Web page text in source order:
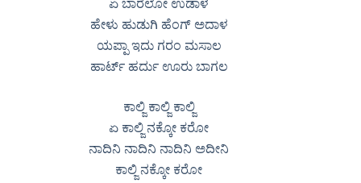
ಏ ಬಾರೆಲೋ ಉಡಾಳ
ಹೇಳು ಹುಡುಗಿ ಹೆಂಗ್ ಅದಾಳ
ಯಪ್ಪಾ ಇದು ಗರಂ ಮಸಾಲ
ಹಾರ್ಟ್ ಹರ್ದು ಊರು ಬಾಗಲ
ಕಾಲ್ಜಿ ಕಾಲ್ಜಿ ಕಾಲ್ಜಿ
ಏ ಕಾಲ್ಜಿ ನಕ್ಕೋ ಕರೋ
ನಾದಿನಿ ನಾದಿನಿ ನಾದಿನಿ ಅದೀನಿ
ಕಾಲ್ಜಿ ನಕ್ಕೋ ಕರೋ